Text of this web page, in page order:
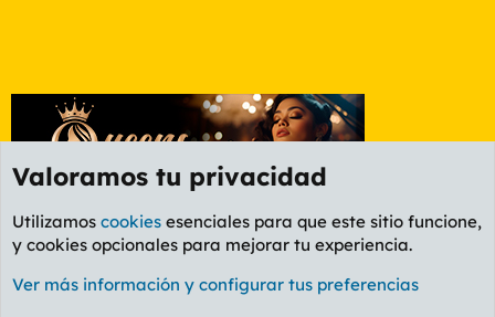
Etiquetas
Cookies
PL OLDSTYLE AMARILLO
Valoramos tu privacidad
Utilizamos cookies esenciales para que este sitio funcione,
y cookies opcionales para mejorar tu experiencia.
Ver más información y configurar tus preferencias